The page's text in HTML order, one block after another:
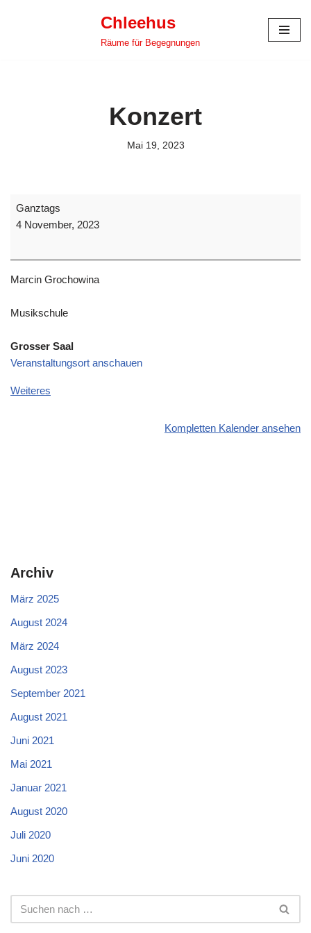
Chleehus
Räume für Begegnungen
Konzert
Mai 19, 2023
Ganztags
4 November, 2023
Marcin Grochowina
Musikschule
Grosser Saal
Veranstaltungsort anschauen
Weiteres
Kompletten Kalender ansehen
Archiv
März 2025
August 2024
März 2024
August 2023
September 2021
August 2021
Juni 2021
Mai 2021
Januar 2021
August 2020
Juli 2020
Juni 2020